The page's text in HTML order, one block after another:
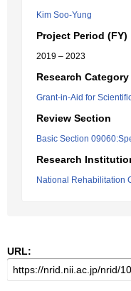
Kim Soo-Yung
Project Period (FY)
2019 – 2023
Research Category
Grant-in-Aid for
Review Section
Basic Section
Research
National Rehabilitation
URL: